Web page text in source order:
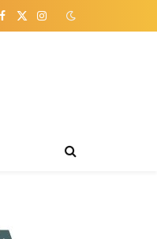
Facebook
X
Instagram